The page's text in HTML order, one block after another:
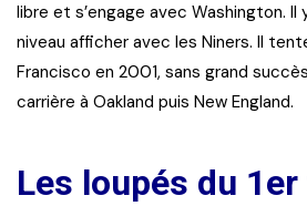
libre et s’engage avec Washington. Il
niveau afficher avec les Niners. Il
Francisco en 2001, sans grand
carrière à Oakland puis New England.
Les loupés du